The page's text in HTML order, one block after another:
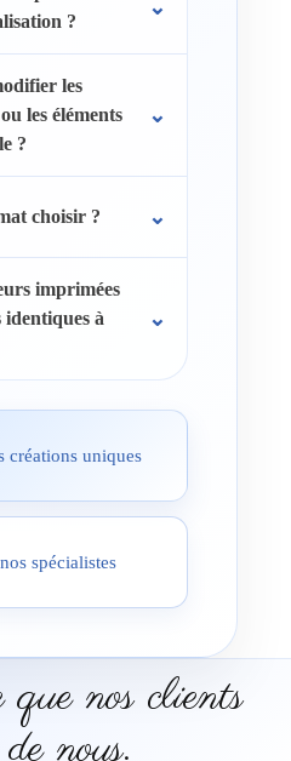
?
les
les éléments
?
choisir ?
imprimées
identiques à
créations uniques
spécialistes
nos clients